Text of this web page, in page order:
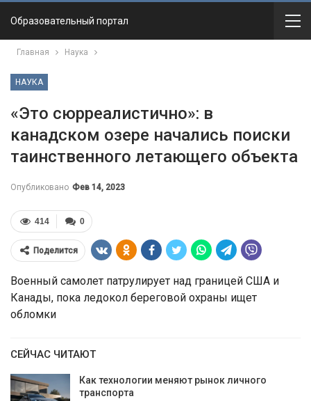
Образовательный портал
Главная Наука
НАУКА
«Это сюрреалистично»: в
канадском озере начались поиски
таинственного летающего объекта
Опубликовано Фев 14, 2023
0
414
Поделится
Военный самолет патрулирует над границей США и
Канады, пока ледокол береговой охраны ищет
обломки
СЕЙЧАС ЧИТАЮТ
Как технологии меняют рынок личного
транспорта